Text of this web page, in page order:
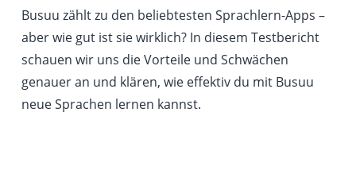
Busuu zählt zu den beliebtesten Sprachlern-Apps –
aber wie gut ist sie wirklich? In diesem Testbericht
schauen wir uns die Vorteile und Schwächen
genauer an und klären, wie effektiv du mit Busuu
neue Sprachen lernen kannst.